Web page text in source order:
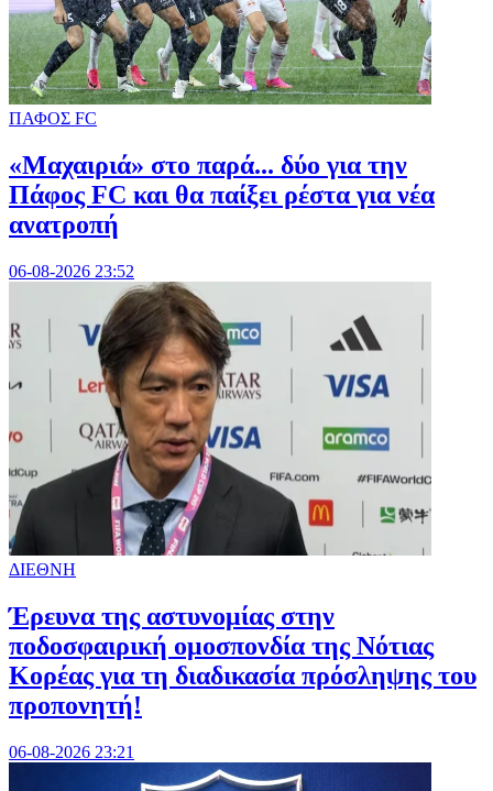
ΠΑΦΟΣ FC
«Μαχαιριά» στο παρά... δύο για την
Πάφος FC και θα παίξει ρέστα για νέα
ανατροπή
06-08-2026 23:52
ΔΙΕΘΝΗ
Έρευνα της αστυνομίας στην
ποδοσφαιρική ομοσπονδία της Νότιας
Κορέας για τη διαδικασία πρόσληψης του
προπονητή!
06-08-2026 23:21